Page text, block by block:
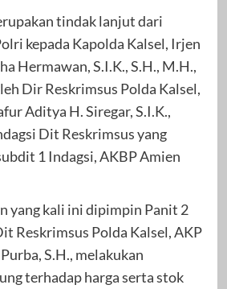
tindak lanjut dari
kepada Kapolda Kalsel, Irjen
Hermawan, S.I.K., S.H., M.H.,
Dir Reskrimsus Polda Kalsel,
Aditya H. Siregar, S.I.K.,
Dit Reskrimsus yang
1 Indagsi, AKBP Amien
yang kali ini dipimpin Panit 2
Reskrimsus Polda Kalsel, AKP
S.H., melakukan
terhadap harga serta stok